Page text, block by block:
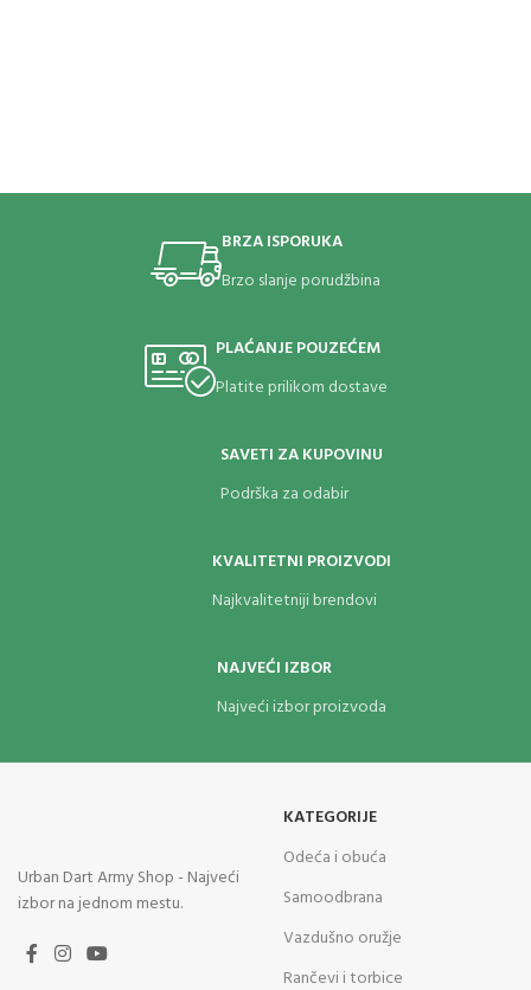
BRZA ISPORUKA
Brzo slanje porudžbina
PLAĆANJE POUZEĆEM
Platite prilikom dostave
SAVETI ZA KUPOVINU
Podrška za odabir
KVALITETNI PROIZVODI
Najkvalitetniji brendovi
NAJVEĆI IZBOR
Najveći izbor proizvoda
Urban Dart Army Shop - Najveći
izbor na jednom mestu.
KATEGORIJE
Odeća i obuća
Samoodbrana
Vazdušno oružje
Rančevi i torbice